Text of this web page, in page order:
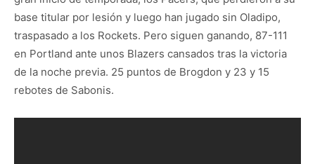
base titular por lesión y luego han jugado sin Oladipo,
traspasado a los Rockets. Pero siguen ganando, 87-111
en Portland ante unos Blazers cansados tras la victoria
de la noche previa. 25 puntos de Brogdon y 23 y 15
rebotes de Sabonis.